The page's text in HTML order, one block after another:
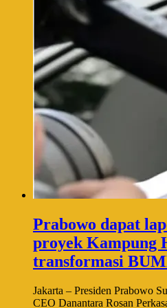
Prabowo dapat
proyek Kampung
transformasi
Jakarta – Presiden Prabowo
CEO Danantara Rosan